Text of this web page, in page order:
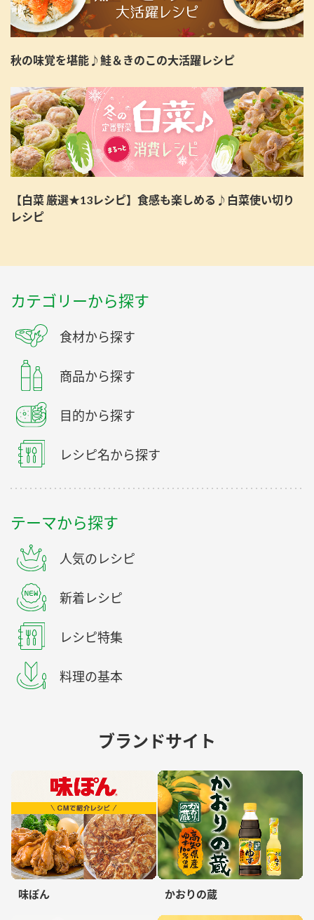
秋の味覚を堪能♪鮭＆きのこの大活躍レシピ
【白菜 厳選★13レシピ】食感も楽しめる♪白菜使い切り
レシピ
カテゴリーから探す
食材から探す
商品から探す
目的から探す
レシピ名から探す
テーマから探す
人気のレシピ
新着レシピ
レシピ特集
料理の基本
ブランドサイト
味ぽん かおりの蔵